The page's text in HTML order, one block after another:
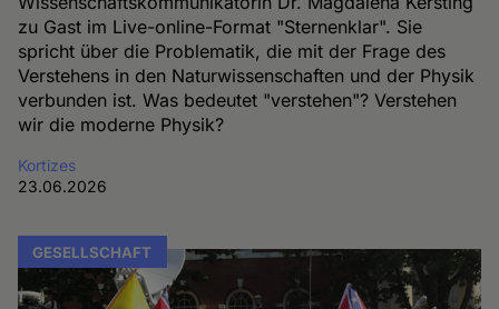
zu Gast im Live-online-Format "Sternenklar". Sie
spricht über die Problematik, die mit der Frage des
Verstehens in den Naturwissenschaften und der Physik
verbunden ist. Was bedeutet "verstehen"? Verstehen
wir die moderne Physik?
Kortizes
23.06.2026
GESELLSCHAFT